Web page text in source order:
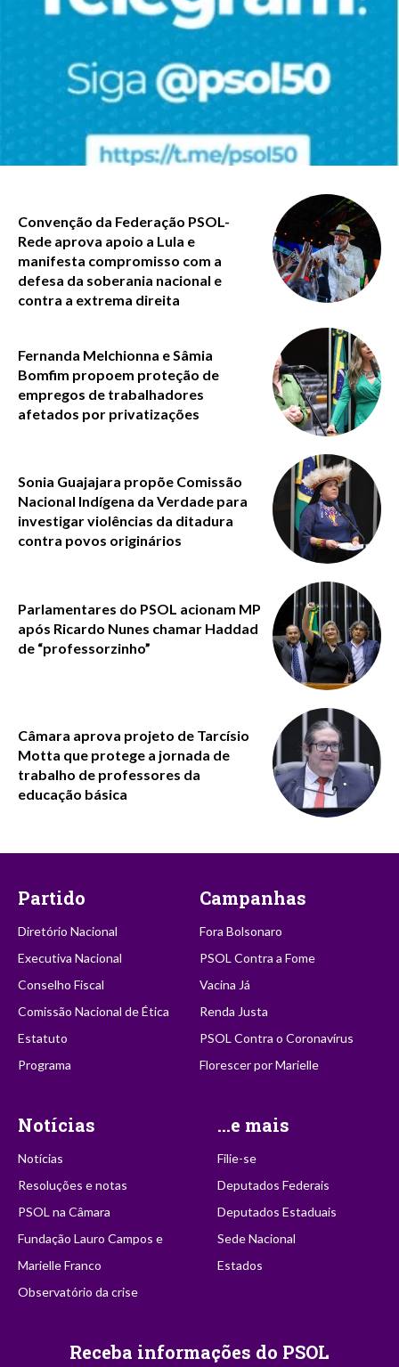
Convenção da Federação PSOL-
Rede aprova apoio a Lula e
manifesta compromisso com a
defesa da soberania nacional e
contra a extrema direita
Fernanda Melchionna e Sâmia
Bomfim propoem proteção de
empregos de trabalhadores
afetados por privatizações
Sonia Guajajara propõe Comissão
Nacional Indígena da Verdade para
investigar violências da ditadura
contra povos originários
Parlamentares do PSOL acionam MP
após Ricardo Nunes chamar Haddad
de “professorzinho”
Câmara aprova projeto de Tarcísio
Motta que protege a jornada de
trabalho de professores da
educação básica
Partido
Diretório Nacional
Executiva Nacional
Conselho Fiscal
Comissão Nacional de Ética
Estatuto
Programa
Campanhas
Fora Bolsonaro
PSOL Contra a Fome
Vacina Já
Renda Justa
PSOL Contra o Coronavírus
Florescer por Marielle
Notícias
Notícias
Resoluções e notas
PSOL na Câmara
Fundação Lauro Campos e
Marielle Franco
Observatório da crise
...e mais
Filie-se
Deputados Federais
Deputados Estaduais
Sede Nacional
Estados
Receba informações do PSOL